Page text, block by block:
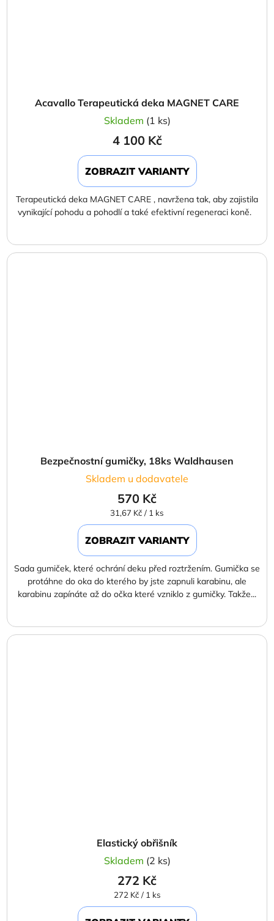
Acavallo Terapeutická deka MAGNET CARE
Skladem (1 ks)
4 100 Kč
ZOBRAZIT VARIANTY
Terapeutická deka MAGNET CARE , navržena tak, aby zajistila
vynikající pohodu a pohodlí a také efektivní regeneraci koně.
Bezpečnostní gumičky, 18ks Waldhausen
Skladem u dodavatele
570 Kč
Měrná
cena:
31,67 Kč / 1 ks
ZOBRAZIT VARIANTY
Sada gumiček, které ochrání deku před roztržením. Gumička se
protáhne do oka do kterého by jste zapnuli karabinu, ale
karabinu zapínáte až do očka které vzniklo z gumičky. Takže...
Elastický obřišník
Skladem (2 ks)
272 Kč
Měrná
cena:
272 Kč / 1 ks